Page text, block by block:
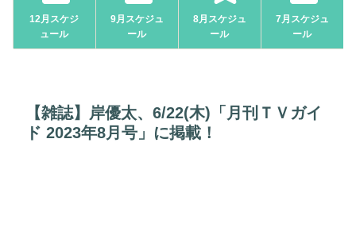
12月スケジ
ュール
9月スケジュ
ール
8月スケジュ
ール
7月スケジュ
ール
【雑誌】岸優太、6/22(木)「月刊ＴＶガイ
ド 2023年8月号」に掲載！